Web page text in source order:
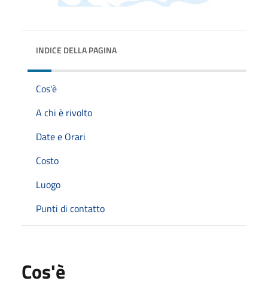
INDICE DELLA PAGINA
Cos'è
A chi è rivolto
Date e Orari
Costo
Luogo
Punti di contatto
Cos'è